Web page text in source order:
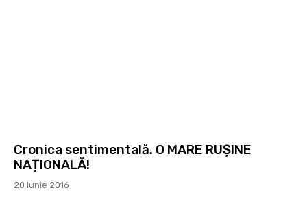
Cronica sentimentală. O MARE RUȘINE
NAȚIONALĂ!
20 Iunie 2016